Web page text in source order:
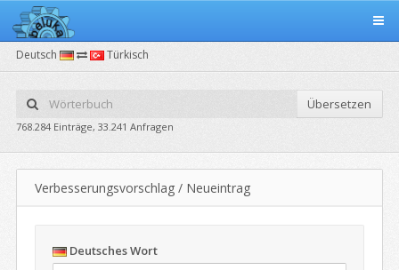
Deutsch Türkisch
Übersetzen
768.284 Einträge, 33.241 Anfragen
Verbesserungsvorschlag / Neueintrag
Deutsches Wort